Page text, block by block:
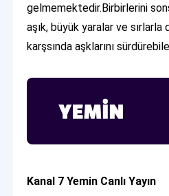
gelmemektedir.Birbirlerini
aşık, büyük yaralar ve sırlarla
karşsında aşklarını
Kanal 7 Yemin Canlı Yayın